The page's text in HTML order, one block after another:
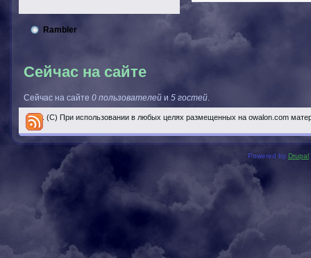
Rambler
Сейчас на сайте
Сейчас на сайте 0 пользователей и 5 гостей.
..... (С) При использовании в любых целях размещенных на owalon.com
Powered by Drupal